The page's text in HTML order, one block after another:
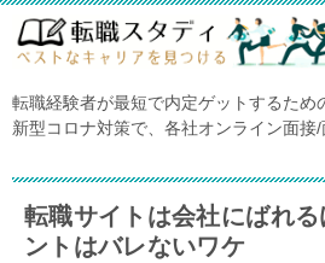
転職経験者が最短で内定ゲットするた
新型コロナ対策で、各社オンライン面接/
転職サイトは会社にばれ
ントはバレないワケ